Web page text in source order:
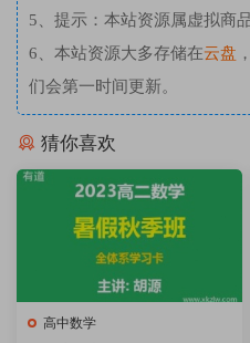
5、提示：本站资源属虚拟商
6、本站资源大多存储在云盘
们会第一时间更新。
猜你喜欢
高中数学